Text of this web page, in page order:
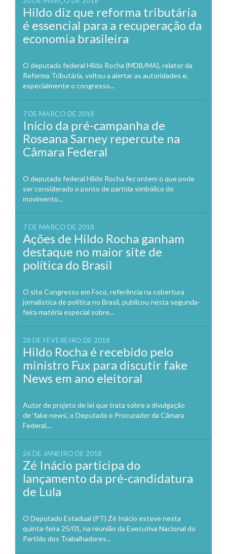
Hildo diz que reforma tributária
é essencial para a recuperação da
economia brasileira
O deputado federal Hildo Rocha (MDB/MA), relator da
Reforma Tributária, voltou a alertar as autoridades e,
especialmente o congresso...
7 DE MARÇO DE 2018
Início da pré-campanha de
Roseana Sarney repercute na
Câmara Federal
O deputado federal Hildo Rocha fez ontem o que pode
ser considerado o ponto de partida simbólico do
movimento...
7 DE MARÇO DE 2018
Ações de Hildo Rocha ganham
destaque no maior site de
política do Brasil
O site Congresso em Foco, referência na cobertura
jornalística de política no Brasil, publicou nesta segunda-
feira matéria especial sobre...
28 DE FEVEREIRO DE 2018
Hildo Rocha é recebido pelo
ministro Fux para discutir fake
News em ano eleitoral
Autor de projeto de lei que trata sobre a divulgação
de ‘fake news’, o Deputado e Procurador da Câmara
Federal,...
26 DE JANEIRO DE 2018
Zé Inácio participa do
lançamento da pré-candidatura
de Lula
O Deputado Estadual (PT) Zé Inácio esteve nesta
quinta-feira 25/01, na reunião da Executiva Nacional do
Partido dos Trabalhadores...